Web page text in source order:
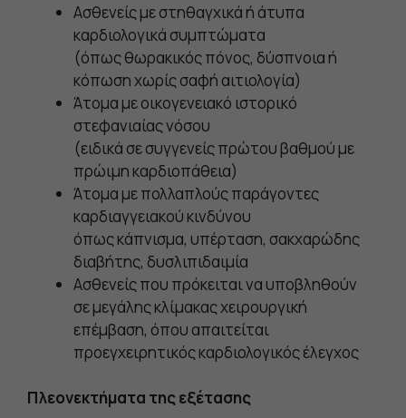
Ασθενείς με στηθαγχικά ή άτυπα
καρδιολογικά συμπτώματα
(όπως θωρακικός πόνος, δύσπνοια ή
κόπωση χωρίς σαφή αιτιολογία)
Άτομα με οικογενειακό ιστορικό
στεφανιαίας νόσου
(ειδικά σε συγγενείς πρώτου βαθμού με
πρώιμη καρδιοπάθεια)
Άτομα με πολλαπλούς παράγοντες
καρδιαγγειακού κινδύνου
όπως κάπνισμα, υπέρταση, σακχαρώδης
διαβήτης, δυσλιπιδαιμία
Ασθενείς που πρόκειται να υποβληθούν
σε μεγάλης κλίμακας χειρουργική
επέμβαση, όπου απαιτείται
προεγχειρητικός καρδιολογικός έλεγχος
Πλεονεκτήματα της εξέτασης